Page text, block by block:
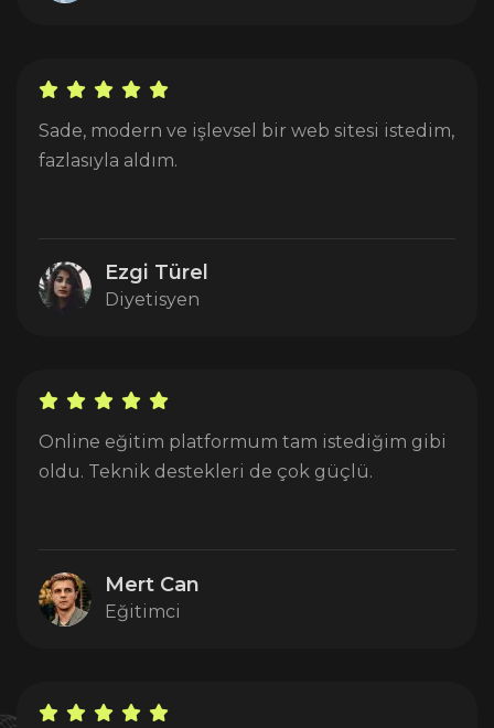
Sade, modern ve işlevsel bir web sitesi istedim,
fazlasıyla aldım.
Ezgi Türel
Diyetisyen
Online eğitim platformum tam istediğim gibi
oldu. Teknik destekleri de çok güçlü.
Mert Can
Eğitimci